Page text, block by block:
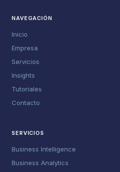
NAVEGACIÓN
Inicio
Empresa
Servicios
Insights
Tutoriales
Contacto
SERVICIOS
Business Intelligence
Business Analytics